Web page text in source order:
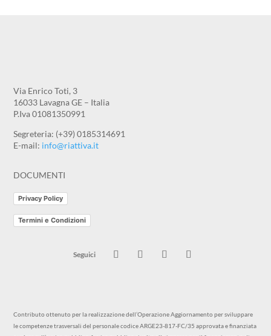
Via Enrico Toti, 3
16033 Lavagna GE – Italia
P.Iva 01081350991
Segreteria: (+39) 0185314691
E-mail: info@riattiva.it
DOCUMENTI
Privacy Policy
Termini e Condizioni
Contributo ottenuto per la realizzazione dell’Operazione Aggiornamento per sviluppare
le competenze trasversali del personale codice ARGE23-817-FC/35 approvata e finanziata